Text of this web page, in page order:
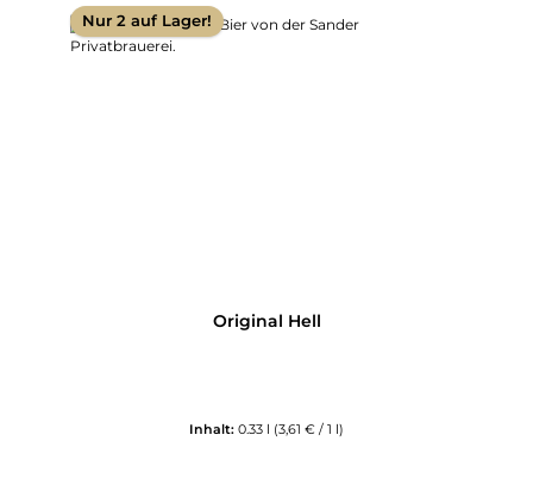
Nur 2 auf Lager!
Original Hell
Inhalt: 0.33 l (3,61 € / 1 l)